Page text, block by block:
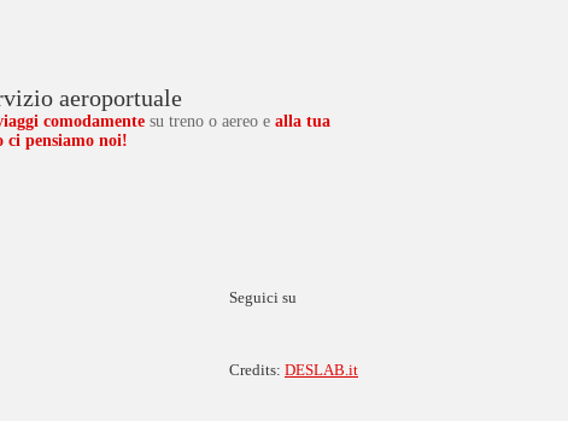
aeroportuale
comodamente su treno o aereo e alla tua
ci pensiamo noi!
Seguici su
Credits: DESLAB.it